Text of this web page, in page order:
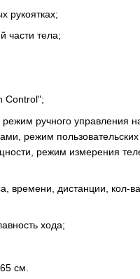
рукоятках;
части тела;
Control";
ручного управления
режим
режим измерения
времени, дистанции, кол-
хода;
см.